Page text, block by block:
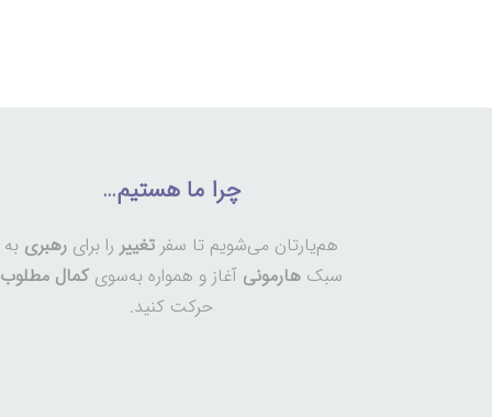
چرا ما هستیم…
هم‌یارتان می‌شویم تا سفر تغییر را برای رهبری به
سبک هارمونی آغاز و همواره به‌سوی کمال مطلوب
حرکت کنید.